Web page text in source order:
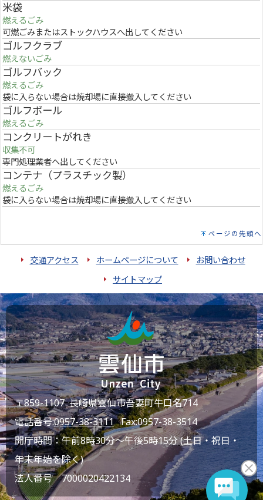
米袋
燃えるごみ
可燃ごみまたはストックハウスへ出してください
ゴルフクラブ
燃えないごみ
ゴルフバック
燃えるごみ
袋に入らない場合は焼却場に直接搬入してください
ゴルフボール
燃えるごみ
コンクリートがれき
収集不可
専門処理業者へ出してください
コンテナ（プラスチック製）
燃えるごみ
袋に入らない場合は焼却場に直接搬入してください
ページの先頭へ
交通アクセス ホームページについて
お問い合わせ
サイトマップ
〒859-1107 長崎県雲仙市吾妻町牛口名714
電話番号:0957-38-3111Fax:0957-38-3514
開庁時間：午前8時30分～午後5時15分 (土日・祝日・
年末年始を除く)
法人番号 7000020422134